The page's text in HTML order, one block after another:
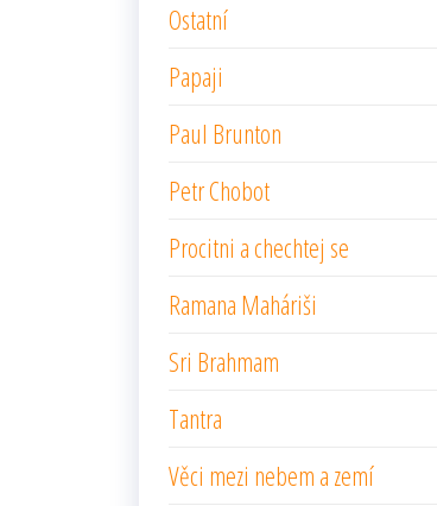
Ostatní
Papaji
Paul Brunton
Petr Chobot
Procitni a chechtej se
Ramana Maháriši
Sri Brahmam
Tantra
Věci mezi nebem a zemí